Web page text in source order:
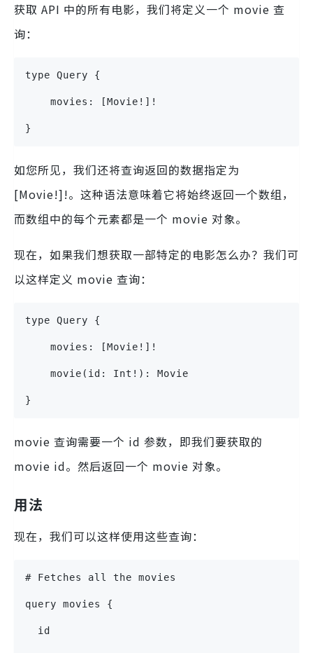
获取 API 中的所有电影，我们将定义一个 movie 查
询：
type Query {
    movies: [Movie!]!
}
如您所见，我们还将查询返回的数据指定为
[Movie!]!。这种语法意味着它将始终返回一个数组，
而数组中的每个元素都是一个 movie 对象。
现在，如果我们想获取一部特定的电影怎么办？我们可
以这样定义 movie 查询：
type Query {
    movies: [Movie!]!
    movie(id: Int!): Movie
}
movie 查询需要一个 id 参数，即我们要获取的
movie id。然后返回一个 movie 对象。
用法
现在，我们可以这样使用这些查询：
# Fetches all the movies
query movies {
  id